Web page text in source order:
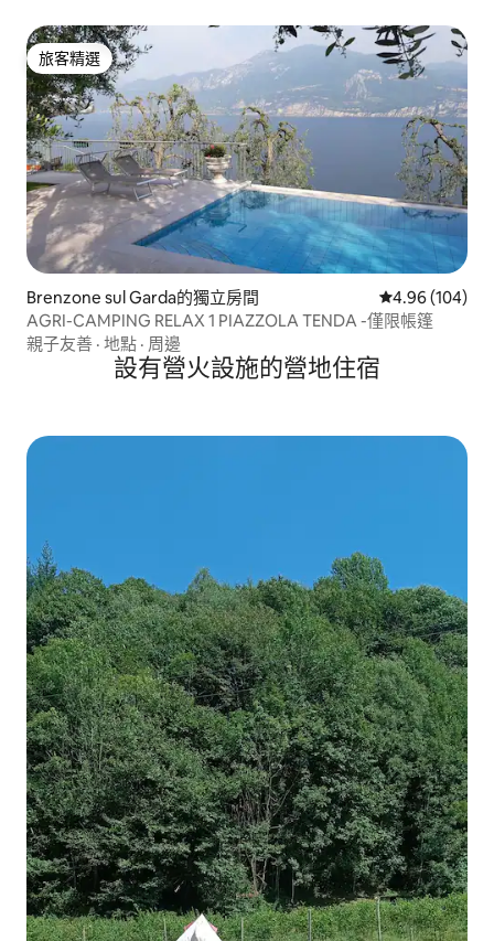
旅客精選
旅客精選
Brenzone sul Garda的獨立房間 從 104 則評價
4.96 (104)
AGRI-CAMPING RELAX 1 PIAZZOLA TENDA -僅限帳篷
親子友善 · 地點 · 周邊
設有營火設施的營地住宿